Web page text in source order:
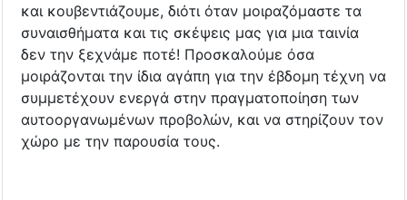
και κουβεντιάζουμε, διότι όταν μοιραζόμαστε τα
συναισθήματα και τις σκέψεις μας για μια ταινία
δεν την ξεχνάμε ποτέ! Προσκαλούμε όσα
μοιράζονται την ίδια αγάπη για την έβδομη τέχνη να
συμμετέχουν ενεργά στην πραγματοποίηση των
αυτοοργανωμένων προβολών, και να στηρίζουν τον
χώρο με την παρουσία τους.